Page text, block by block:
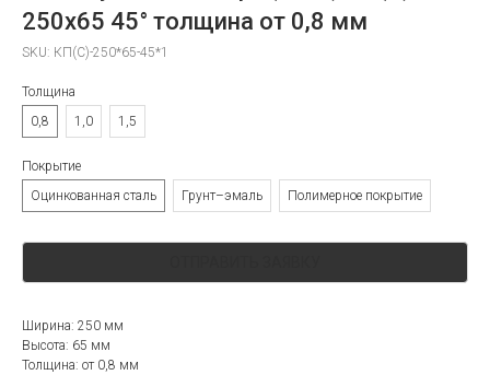
250x65 45° толщина от 0,8 мм
SKU: КП(С)-250*65-45*1
Толщина
0,8
1,0 1,5
Покрытие
Оцинкованная сталь
Грунт–эмаль Полимерное покрытие
Ширина: 250 мм
Высота: 65 мм
Толщина: от 0,8 мм